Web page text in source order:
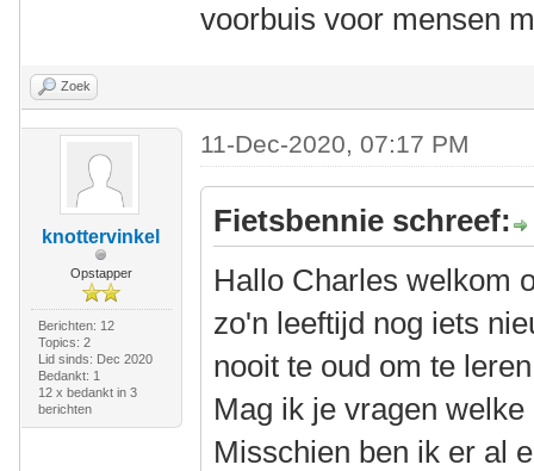
voorbuis voor mensen
Zoek
knottervinkel
Opstapper
Berichten: 12
Topics: 2
Lid sinds: Dec 2020
Bedankt: 1
12 x bedankt in 3
berichten
11-Dec-2020, 07:17 PM
Fietsbennie schreef:
Hallo Charles welkom
zo'n leeftijd nog iets
nooit te oud om te
Mag ik je vragen
Misschien ben ik er al